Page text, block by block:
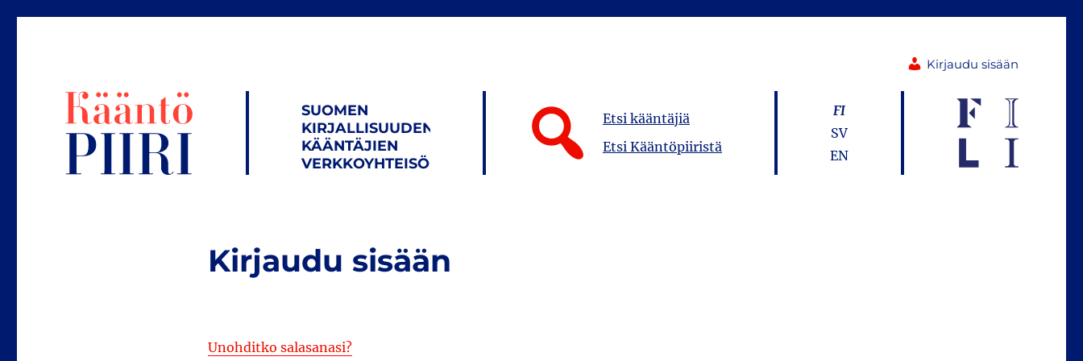
Kirjaudu sisään
SUOMEN
KIRJALLISUUDEN
KÄÄNTÄJIEN
VERKKOYHTEISÖ
Etsi kääntäjiä
Etsi Kääntöpiiristä
FI
SV
EN
Kirjaudu sisään
Unohditko salasanasi?